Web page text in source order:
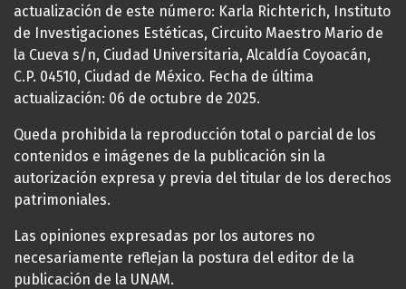
actualización de este número: Karla Richterich, Instituto
de Investigaciones Estéticas, Circuito Maestro Mario de
la Cueva s/n, Ciudad Universitaria, Alcaldía Coyoacán,
C.P. 04510, Ciudad de México. Fecha de última
actualización: 06 de octubre de 2025.
Queda prohibida la reproducción total o parcial de los
contenidos e imágenes de la publicación sin la
autorización expresa y previa del titular de los derechos
patrimoniales.
Las opiniones expresadas por los autores no
necesariamente reflejan la postura del editor de la
publicación de la UNAM.